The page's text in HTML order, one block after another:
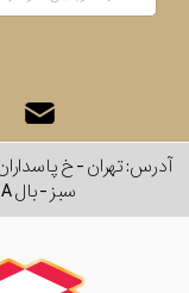
سبز - بال A - واحد ۷۱۱